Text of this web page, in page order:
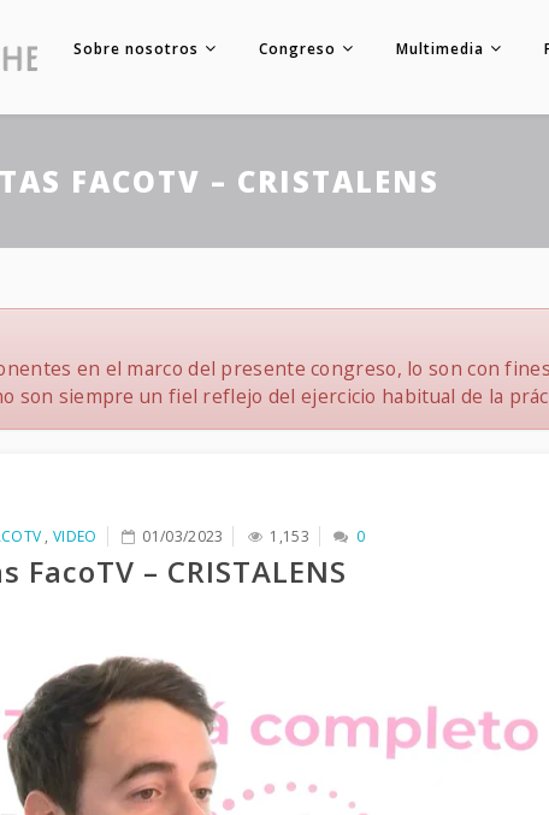
Sobre nosotros Congreso Multimedia
FACOTV – CRISTALENS
en el marco del presente congreso, lo son con
son siempre un fiel reflejo del ejercicio habitual de la
,VIDEO 01/03/2023 1,153 0
FacoTV – CRISTALENS